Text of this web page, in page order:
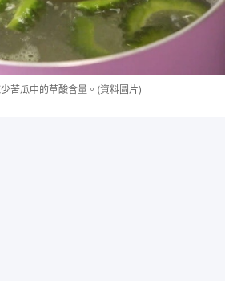
苦瓜中的草酸含量。(資料圖片)